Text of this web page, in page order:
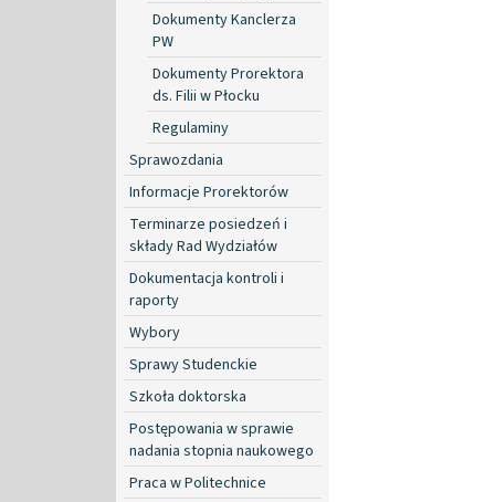
Dokumenty Kanclerza
PW
Dokumenty Prorektora
ds. Filii w Płocku
Regulaminy
Sprawozdania
Informacje Prorektorów
Terminarze posiedzeń i
składy Rad Wydziałów
Dokumentacja kontroli i
raporty
Wybory
Sprawy Studenckie
Szkoła doktorska
Postępowania w sprawie
nadania stopnia naukowego
Praca w Politechnice